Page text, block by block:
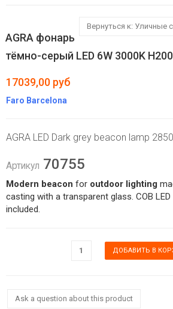
Вернуться к: Уличные
AGRA фонарь
тёмно-серый LED 6W 3000K H200
17039,00 руб
Faro Barcelona
AGRA LED Dark grey beacon lamp
Артикул 70755
Modern beacon for outdoor lighting
casting with a transparent glass. COB
included.
Ask a question about this product